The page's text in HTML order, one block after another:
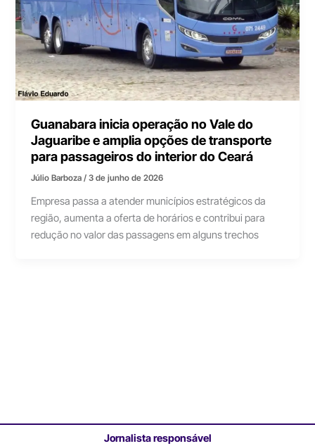
Guanabara inicia operação no Vale do
Jaguaribe e amplia opções de transporte
para passageiros do interior do Ceará
Júlio Barboza/3 de junho de 2026
Empresa passa a atender municípios estratégicos da
região, aumenta a oferta de horários e contribui para
redução no valor das passagens em alguns trechos
Jornalista responsável